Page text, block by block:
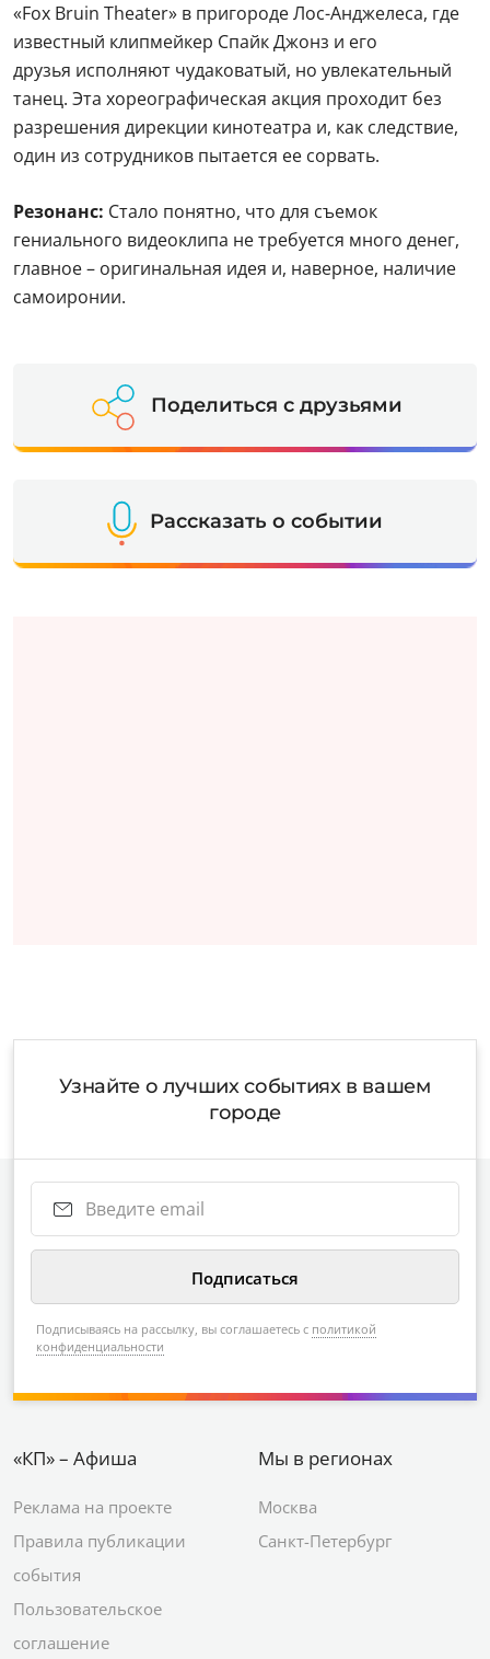
«Fox Bruin Theater» в пригороде Лос-Анджелеса, где
известный клипмейкер Спайк Джонз и его
друзья исполняют чудаковатый, но увлекательный
танец. Эта хореографическая акция проходит без
разрешения дирекции кинотеатра и, как следствие,
один из сотрудников пытается ее сорвать.
Резонанс: Стало понятно, что для съемок
гениального видеоклипа не требуется много денег,
главное – оригинальная идея и, наверное, наличие
самоиронии.
Поделиться с друзьями
Рассказать о событии
Узнайте о лучших событиях в вашем
городе
Подписываясь на рассылку, вы соглашаетесь с политикой
конфиденциальности
«КП» – Афиша
Реклама на проекте
Правила публикации
события
Пользовательское
соглашение
Мы в регионах
Москва
Санкт-Петербург